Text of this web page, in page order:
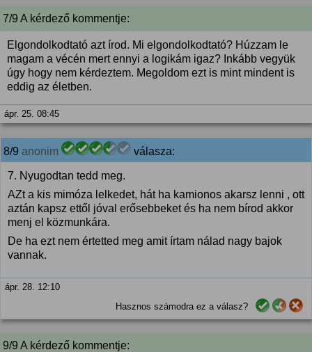
7/9 A kérdező kommentje:
Elgondolkodtató azt írod. Mi elgondolkodtató? Húzzam le
magam a vécén mert ennyi a logikám igaz? Inkább vegyük
úgy hogy nem kérdeztem. Megoldom ezt is mint mindent is
eddig az életben.
ápr. 25. 08:45
8/9 anonim válasza:
7. Nyugodtan tedd meg.
AZt a kis mimóza lelkedet, hát ha kamionos akarsz lenni , ott
aztán kapsz ettől jóval erősebbeket és ha nem bírod akkor
menj el közmunkára.
De ha ezt nem értetted meg amit írtam nálad nagy bajok
vannak.
ápr. 28. 12:10
Hasznos számodra ez a válasz?
9/9 A kérdező kommentje: